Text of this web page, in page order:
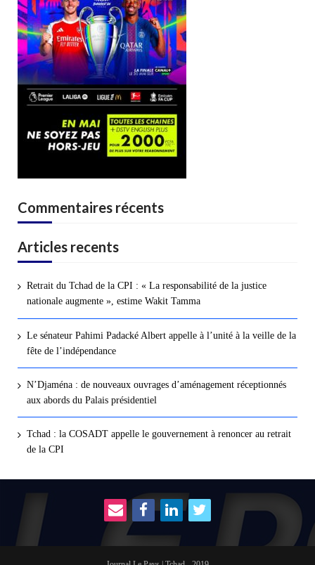
Commentaires récents
Articles recents
Retrait du Tchad de la CPI : « La responsabilité de la justice
nationale augmente », estime Wakit Tamma
Le sénateur Pahimi Padacké Albert appelle à l’unité à la veille de la
fête de l’indépendance
N’Djaména : de nouveaux ouvrages d’aménagement réceptionnés
aux abords du Palais présidentiel
Tchad : la COSADT appelle le gouvernement à renoncer au retrait
de la CPI